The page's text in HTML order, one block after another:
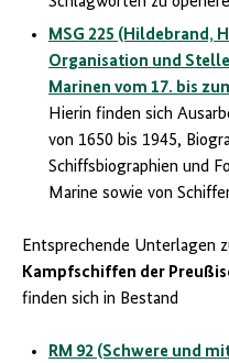
MSG 225 (Hildebrand,
Organisation und
Marinen vom 17. bis
Hierin finden sich
von 1650 bis 1945,
Schiffsbiographien und
Marine sowie von
Entsprechende Unterlagen
Kampfschiffen der
finden sich in Bestand
RM 92 (Schwere und